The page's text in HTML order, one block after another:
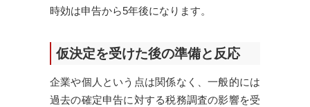
時効は申告から5年後になります。
仮決定を受けた後の準備と反応
企業や個人という点は関係なく、一般的には
過去の確定申告に対する税務調査の影響を受